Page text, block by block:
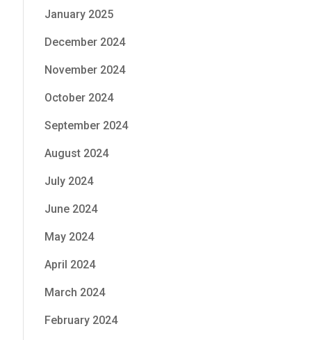
January 2025
December 2024
November 2024
October 2024
September 2024
August 2024
July 2024
June 2024
May 2024
April 2024
March 2024
February 2024